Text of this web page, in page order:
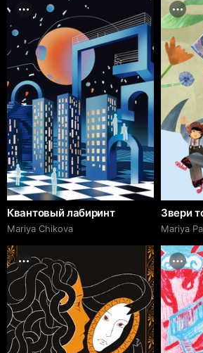
Квантовый лабиринт
Mariya Chikova
Звери
Mariya